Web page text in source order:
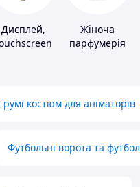
Дисплей,
Жіноча
парфумерія
костюм для аніматорів
Футбольні ворота та